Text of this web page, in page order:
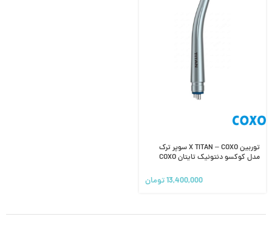
توربین X TITAN – COXO سوپر ترک
مدل‌ کوکسو دنتونیک تایتان COXO
13,400,000تومان